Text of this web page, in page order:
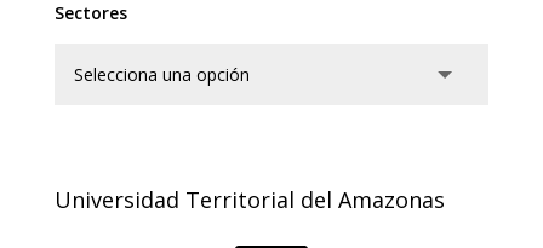
Sectores
Universidad Territorial del Amazonas